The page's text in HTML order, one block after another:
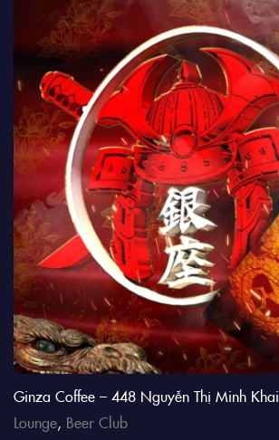
Ginza Coffee – 448 Nguyễn Thị Minh Khai
Lounge, Beer Club